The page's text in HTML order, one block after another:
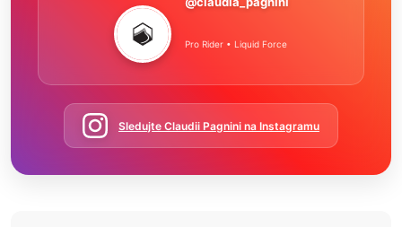
Pro Rider • Liquid Force
Sledujte Claudii Pagnini na Instagramu